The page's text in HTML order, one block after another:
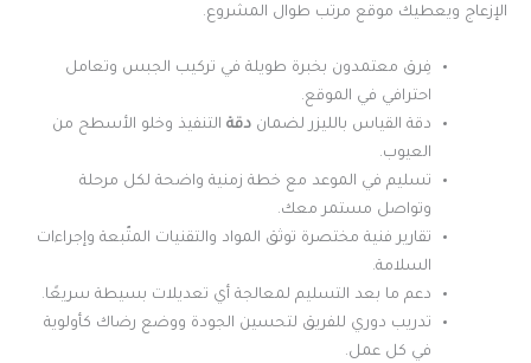
الإزعاج ويعطيك موقع مرتب طوال المشروع.
فِرق معتمدون بخبرة طويلة في تركيب الجبس وتعامل
احترافي في الموقع.
دقة القياس بالليزر لضمان دقةالتنفيذ وخلو الأسطح من
العيوب.
تسليم في الموعد مع خطة زمنية واضحة لكل مرحلة
وتواصل مستمر معك.
تقارير فنية مختصرة توثق المواد والتقنيات المتّبعة وإجراءات
السلامة.
دعم ما بعد التسليم لمعالجة أي تعديلات بسيطة سريعًا.
تدريب دوري للفريق لتحسين الجودة ووضع رضاك كأولوية
في كل عمل.